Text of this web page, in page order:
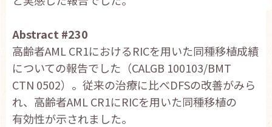
Abstract #230
高齢者AML CR1におけるRICを用いた同種移植成績
についての報告でした（CALGB 100103/BMT
CTN 0502）。従来の治療に比べDFSの改善がみら
れ、高齢者AML CR1にRICを用いた同種移植の
有効性が示されました。